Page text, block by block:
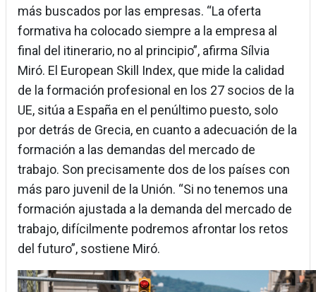
más buscados por las empresas. “La oferta
formativa ha colocado siempre a la empresa al
final del itinerario, no al principio”, afirma Sílvia
Miró. El European Skill Index, que mide la calidad
de la formación profesional en los 27 socios de la
UE, sitúa a España en el penúltimo puesto, solo
por detrás de Grecia, en cuanto a adecuación de la
formación a las demandas del mercado de
trabajo. Son precisamente dos de los países con
más paro juvenil de la Unión. “Si no tenemos una
formación ajustada a la demanda del mercado de
trabajo, difícilmente podremos afrontar los retos
del futuro”, sostiene Miró.